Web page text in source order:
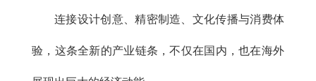
连接设计创意、精密制造、文化传播与消费体
验，这条全新的产业链条，不仅在国内，也在海外